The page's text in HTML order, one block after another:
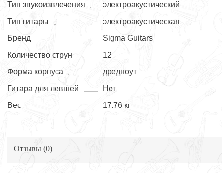
Тип звукоизвлечения
электроакустический
Тип гитары
электроакустическая
Бренд
Sigma Guitars
Количество струн
12
Форма корпуса
дредноут
Гитара для левшей
Нет
Вес
17.76 кг
Отзывы (0)